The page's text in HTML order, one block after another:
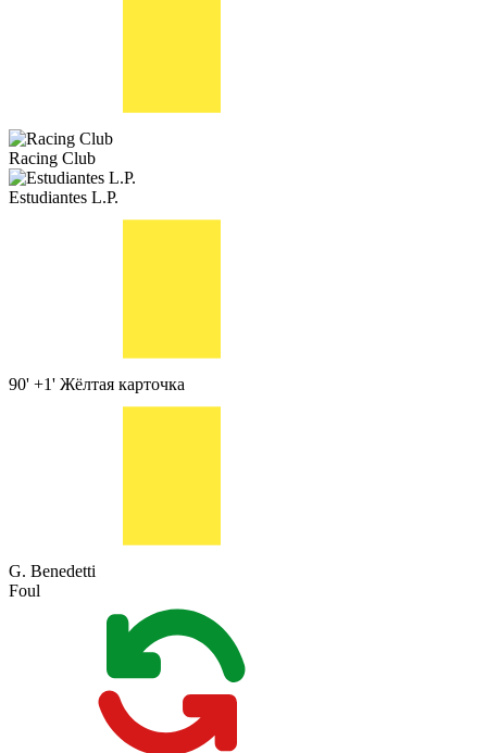
Racing Club
Estudiantes L.P.
90' +1' Жёлтая карточка
G. Benedetti
Foul